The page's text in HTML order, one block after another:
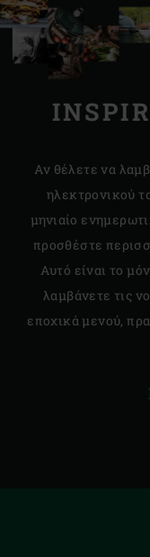
Αν θέλετε να
ηλεκτρονικού
μηνιαίο
προσθέστε
Αυτό είναι το
λαμβάνετε τις
εποχικά μενού,